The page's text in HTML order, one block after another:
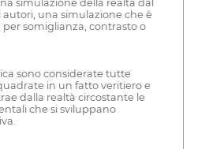
simulazione della realtà dal
una simulazione che è
somiglianza, contrasto o
sono considerate tutte
in un fatto veritiero e
dalla realtà circostante le
che si sviluppano